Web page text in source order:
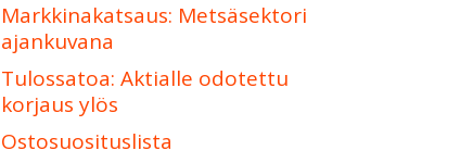
Markkinakatsaus: Metsäsektori
ajankuvana
Tulossatoa: Aktialle odotettu
korjaus ylös
Ostosuosituslista